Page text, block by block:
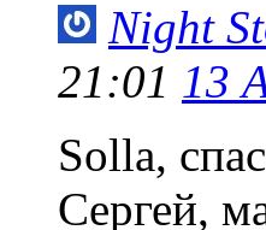
Night
21:01 13
Solla,
Сергей,